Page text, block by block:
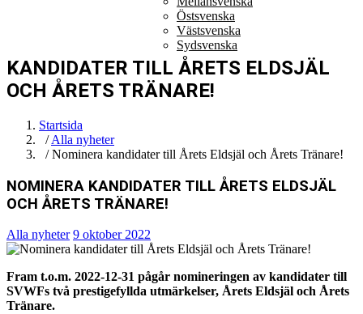
Östsvenska
Västsvenska
Sydsvenska
KANDIDATER TILL ÅRETS ELDSJÄL
OCH ÅRETS TRÄNARE!
Startsida
/Alla nyheter
/ Nominera kandidater till Årets Eldsjäl och Årets Tränare!
NOMINERA KANDIDATER TILL ÅRETS ELDSJÄL
OCH ÅRETS TRÄNARE!
Alla nyheter 9 oktober 2022
Fram t.o.m. 2022-12-31 pågår nomineringen av kandidater till
SVWFs två prestigefyllda utmärkelser, Årets Eldsjäl och Årets
Tränare.